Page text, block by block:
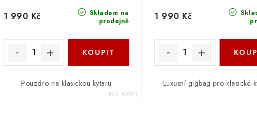
Skladem na
prodejně
1 990 Kč
Pouzdro na klasickou kytaru
Kód: 400171
1 990 Kč
Luxusní gigbag pro klasické